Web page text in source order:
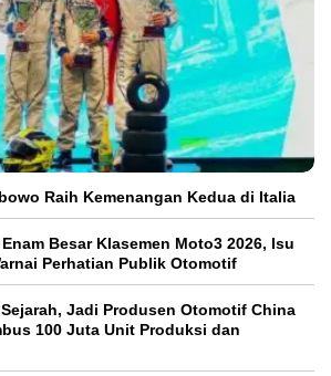
Raih Kemenangan Kedua di Italia
Besar Klasemen Moto3 2026, Isu
Perhatian Publik Otomotif
Jadi Produsen Otomotif China
100 Juta Unit Produksi dan